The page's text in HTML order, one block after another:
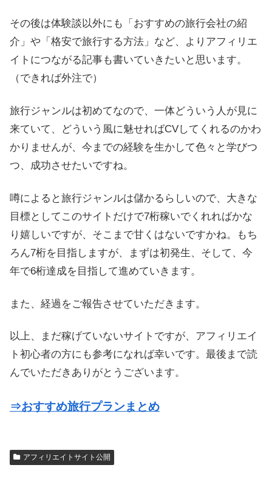
その後は体験談以外にも「おすすめの旅行会社の紹
介」や「格安で旅行する方法」など、よりアフィリエ
イトにつながる記事も書いていきたいと思います。
（できれば外注で）
旅行ジャンルは初めてなので、一体どういう人が見に
来ていて、どういう風に魅せればCVしてくれるのかわ
かりませんが、今までの経験を生かして色々と学びつ
つ、成功させたいですね。
噂によると旅行ジャンルは儲かるらしいので、大きな
目標としてこのサイトだけで7桁稼いでくれればかな
り嬉しいですが、そこまで甘くはないですかね。もち
ろん7桁を目指しますが、まずは初発生、そして、今
年で6桁達成を目指して進めていきます。
また、経過をご報告させていただきます。
以上、まだ稼げていないサイトですが、アフィリエイ
ト初心者の方にも参考になれば幸いです。最後まで読
んでいただきありがとうございます。
⇒おすすめ旅行プランまとめ
アフィリエイトサイト公開